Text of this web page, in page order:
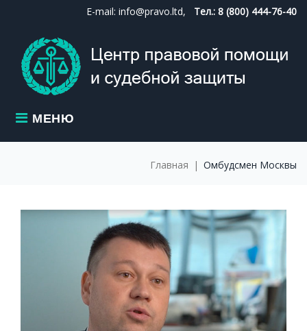
content
E-mail: info@pravo.ltd, Тел.: 8 (800) 444-76-40
МЕНЮ
Главная | Омбудсмен Москвы
МЕТКА:
ОМБУДСМЕН